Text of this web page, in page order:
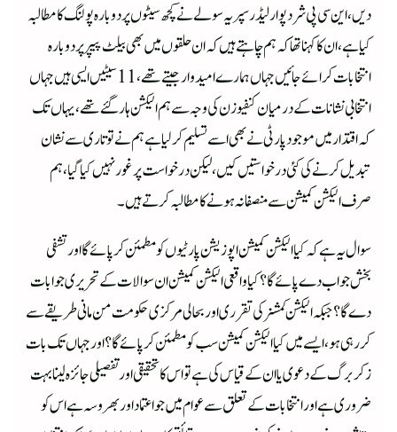
دیں،این سی پی شرد پوار لیڈر سپریہ سولے نے کچھ سیٹوں پر دوبارہ پولنگ کا مطالبہ
کیا ہے،ان کا کہنا تھا کہ ہم چاہتے ہیں کہ ان حلقوں میں بھی بیلٹ پیپر پر دوبارہ
انتخابات کرائے جائیں جہاں ہمارے امیدوار جیتے تھے،11 سیٹیں ایسی ہیں جہاں
انتخابی نشانات کے درمیان کنفیوزن کی وجہ سے ہم الیکشن ہار گئے تھے، یہاں تک
کہ اقتدار میں موجود پارٹی نے بھی اسے تسلیم کرلیا ہے ہم نے تو تاری سے نشان
تبدیل کرنے کی کئی درخواستیں کیں، لیکن درخواست پر غور نہیں کیا گیا، ہم
صرف الیکشن کمیشن سے منصفانہ ہونے کا مطالبہ کرتے ہیں۔
سوال یہ ہے کہ کیا الیکشن کمیشن اپوزیشن پارٹیوں کو مطمئن کرپائے گا اور تشفی
بخش جواب دے پائے گا؟کیا واقعی الیکشن کمیشن ان سوالات کے تحریری جوابات
دے گا؟جبکہ الیکشن کمشنر کی تقرری اور بحالی مرکزی حکومت من مانی طریقے سے
کررہی ہو، ایسے میں کیا الیکشن کمیشن سب کو مطمئن کرپائے گا؟اور جہاں تک بات
زکربرگ کے دعوی یا ان کے قیاس کی ہے تو اس کا تحقیقی اور تفصیلی جائزہ لینا بہت
ضروری ہے اور انتخابات کے تعلق سے عوام میں جو اعتماد اور بھروسہ ہے اس کو